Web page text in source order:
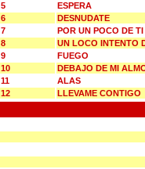
5
ESPERA
6
DESNUDATE
7
POR UN POCO DE TI
8
UN LOCO INTENTO
9
FUEGO
10
DEBAJO DE MI
11
ALAS
12 LLEVAME CONTIGO